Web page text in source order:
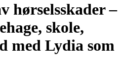
hørselsskader –
skole,
med Lydia som